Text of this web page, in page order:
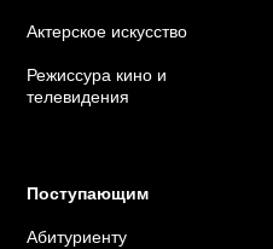
Актерское искусство
Режиссура кино и
телевидения
Поступающим
Абитуриенту